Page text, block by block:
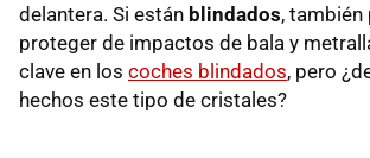
delantera. Si están blindados, también
proteger de impactos de bala y
clave en los coches blindados, pero
hechos este tipo de cristales?